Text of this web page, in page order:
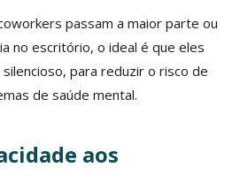
passam a maior parte ou
no escritório, o ideal é que eles
para reduzir o risco de
de saúde mental.
aos